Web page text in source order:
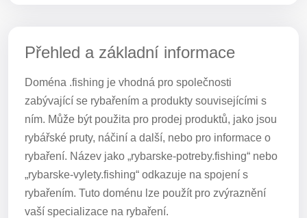
Přehled a základní informace
Doména .fishing je vhodná pro společnosti
zabývající se rybařením a produkty souvisejícími s
ním. Může být použita pro prodej produktů, jako jsou
rybářské pruty, náčiní a další, nebo pro informace o
rybaření. Název jako „rybarske-potreby.fishing“ nebo
„rybarske-vylety.fishing“ odkazuje na spojení s
rybařením. Tuto doménu lze použít pro zvýraznění
vaší specializace na rybaření.